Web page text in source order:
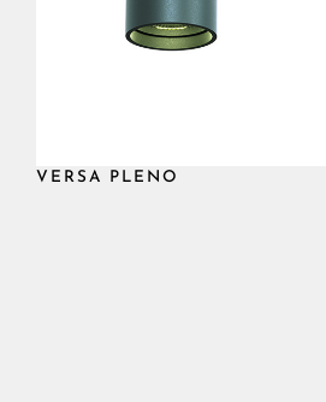
VERSA PLENO